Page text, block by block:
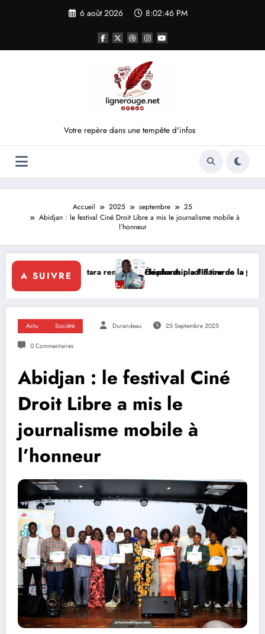
6 août 2026 8:02:46 PM
Votre repère dans une tempête d'infos
Accueil 2025 septembre
25
Abidjan : le festival Ciné Droit Libre a mis le journalisme mobile à
l’honneur
A SUIVRE
renforce le leadership solidaire de la Côte d’Ivoire en
Éléphants : la FIF tourne la page Emerse Faé
Actu Société Durandeau 25 Septembre 2025
0 Commentaires
Abidjan : le festival Ciné
Droit Libre a mis le
journalisme mobile à
l’honneur